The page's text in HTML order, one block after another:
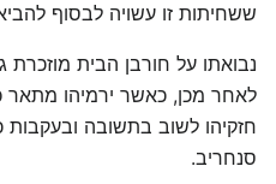
ששחיתות זו עשויה לבסוף
נבואתו על חורבן הבית מוזכרת
לאחר מכן, כאשר ירמיהו מתאר
חזקיהו לשוב בתשובה
סנחריב.